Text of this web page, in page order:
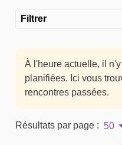
Filtrer
À l'heure actuelle, il
planifiées. Ici vous
rencontres passées.
Résultats par page : 50